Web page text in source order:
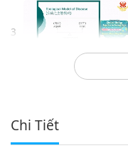
3
4
29:09
Chi Tiết